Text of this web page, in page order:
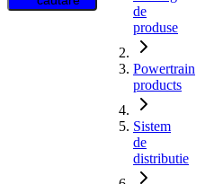
de
produse
Powertrain
products
Sistem
de
distributie